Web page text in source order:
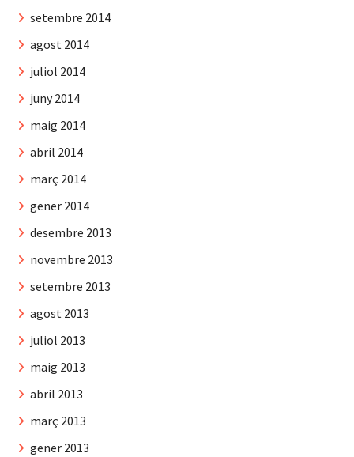
setembre 2014
agost 2014
juliol 2014
juny 2014
maig 2014
abril 2014
març 2014
gener 2014
desembre 2013
novembre 2013
setembre 2013
agost 2013
juliol 2013
maig 2013
abril 2013
març 2013
gener 2013